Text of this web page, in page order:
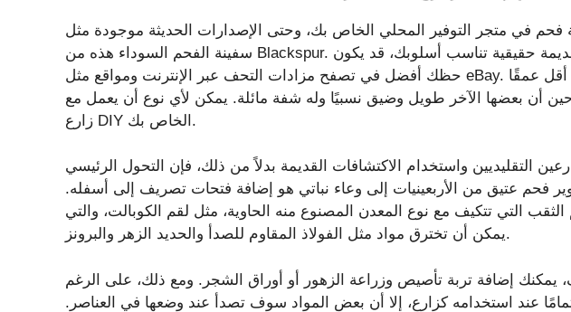
فحم في متجر التوفير المحلي الخاص بك، وحتى الإصدارات الحديثة موجودة مثل
سفينة الفحم السوداء هذه من Blackspur. ومع ذلك، للحصول على نسخة قديمة حقيقية تناسب أسلوبك، قد يكون
حظك أفضل في تصفح مزادات التحف عبر الإنترنت ومواقع مثل eBay. تكون بعض قواطع الفحم أقل عمقًا
أن بعضها الآخر طويل وضيق نسبيًا وله شفة مائلة. يمكن لأي نوع أن يعمل مع
زارع DIY الخاص بك.
التقليديين واستخدام الاكتشافات القديمة بدلاً من ذلك، فإن التحول الرئيسي
فحم عتيق من الأربعينيات إلى وعاء نباتي هو إضافة فتحات تصريف إلى أسفله.
التي تتكيف مع نوع المعدن المصنوع منه الحاوية، مثل لقم الكوبالت، والتي
يمكن أن تخترق مواد مثل الفولاذ المقاوم للصدأ والحديد الزهر والبرونز.
إضافة تربة تأصيص وزراعة الزهور أو أوراق الشجر. ومع ذلك، على الرغم
عند استخدامه كزارع، إلا أن بعض المواد سوف تصدأ عند وضعها في العناصر.